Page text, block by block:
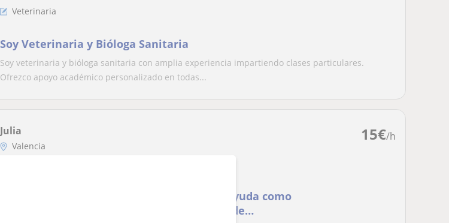
Veterinaria
Soy Veterinaria y Bióloga Sanitaria
Soy veterinaria y bióloga sanitaria con amplia experiencia impartiendo clases particulares.
Ofrezco apoyo académico personalizado en todas...
15€/h
Julia
Valencia
Estudiante de Veterinaria que ofrezco mi ayuda como
apoyo a niños de primaria y/o estudiantes de